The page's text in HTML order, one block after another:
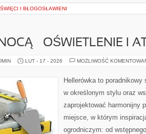
ŚWIĘCI I BŁOGOSŁAWIENI
– OŚWIETLENIE I
LUT - 17 - 2026 MOŻLIWOŚĆ
Hellerówka to
w określonym stylu oraz
zaprojektować harmonijny
miejsce, w którym
ogrodniczym: od